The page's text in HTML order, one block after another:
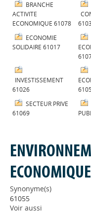
BRANCHE
ACTIVITE
ECONOMIQUE 61078
ECONOMIE
SOLIDAIRE 61017
INVESTISSEMENT
61026
SECTEUR PRIVE
61069
Synonyme(s)
61055
Voir aussi